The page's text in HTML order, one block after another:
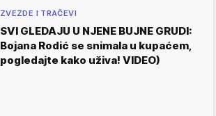
ZVEZDE I TRAČEVI
SVI GLEDAJU U NJENE BUJNE GRUDI:
Bojana Rodić se snimala u kupaćem,
pogledajte kako uživa! VIDEO)